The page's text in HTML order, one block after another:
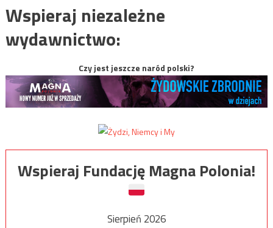
Wspieraj niezależne
wydawnictwo:
Czy jest jeszcze naród polski?
Wspieraj Fundację Magna Polonia!
Sierpień 2026